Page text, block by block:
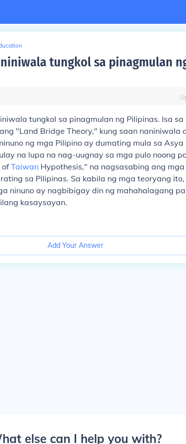
tungkol sa pinagmulan
tungkol sa pinagmulan ng Pilipinas. Isa sa
"Land Bridge Theory," kung saan naniniwala
ng mga Pilipino ay dumating mula sa Asya
na lupa na nag-uugnay sa mga pulo noong
ofTaiwan Hypothesis," na nagsasabing ang
sa Pilipinas. Sa kabila ng mga teoryang
ninuno ay nagbibigay din ng mahahalagang
kasaysayan.
Add Your Answer
else can I help you with?